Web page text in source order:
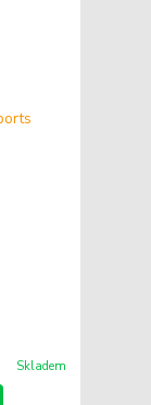
Skladem